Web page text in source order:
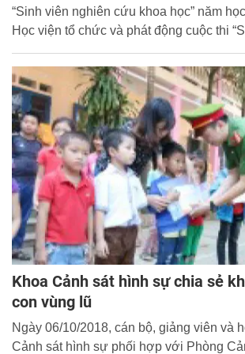
“Sinh viên nghiên cứu khoa học” năm
Học viện tổ chức và phát động cuộc thi
Khoa Cảnh sát hình sự chia sẻ
con vùng lũ
Ngày 06/10/2018, cán bộ, giảng viên và
Cảnh sát hình sự phối hợp với Phòng